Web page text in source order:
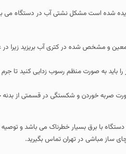
دیده شده است مشکل نشتی آب در دستگاه می
معین و مشخص شده در کتری آب بریزید زیرا
به صورت منظم رسوب زدایی کنید تا جرم
صربه خوردن و شکستگی در قسمتی از
دستگاه با برق بسیار خطرناک می باشد و
ساز مباشی در تهران تماس بگیرید.